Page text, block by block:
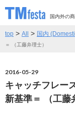
国内外の
SEMINAR/EVENT
top > All > 国内
＝ （工藤弁理士）
2016-05-29
キャッチフレー
新基準＝ （工藤